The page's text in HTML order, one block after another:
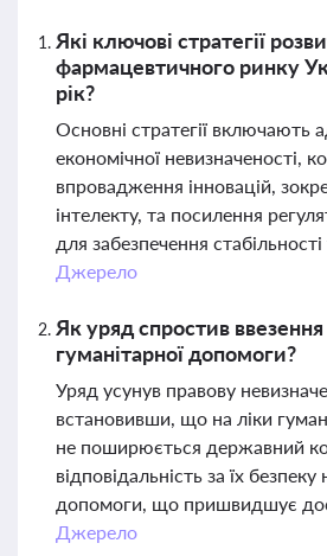
Які ключові стратегії
фармацевтичного ринку
рік?
Основні стратегії включають
економічної невизначеності,
впровадження інновацій,
інтелекту, та посилення
для забезпечення стабільності
Джерело
Як уряд спростив ввезення
гуманітарної допомоги?
Уряд усунув правову
встановивши, що на ліки
не поширюється державний
відповідальність за їх
допомоги, що пришвидшує
Джерело